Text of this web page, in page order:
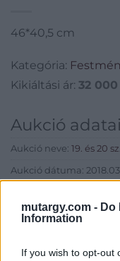
mutargy.com - Do
Information
If you wish to opt-out
46*40,5 cm
Kategória:
Kikiáltási ár: 32 000
Aukció adatai
Aukció neve: 19. és 20
Aukció dátuma:
Aukció helye: